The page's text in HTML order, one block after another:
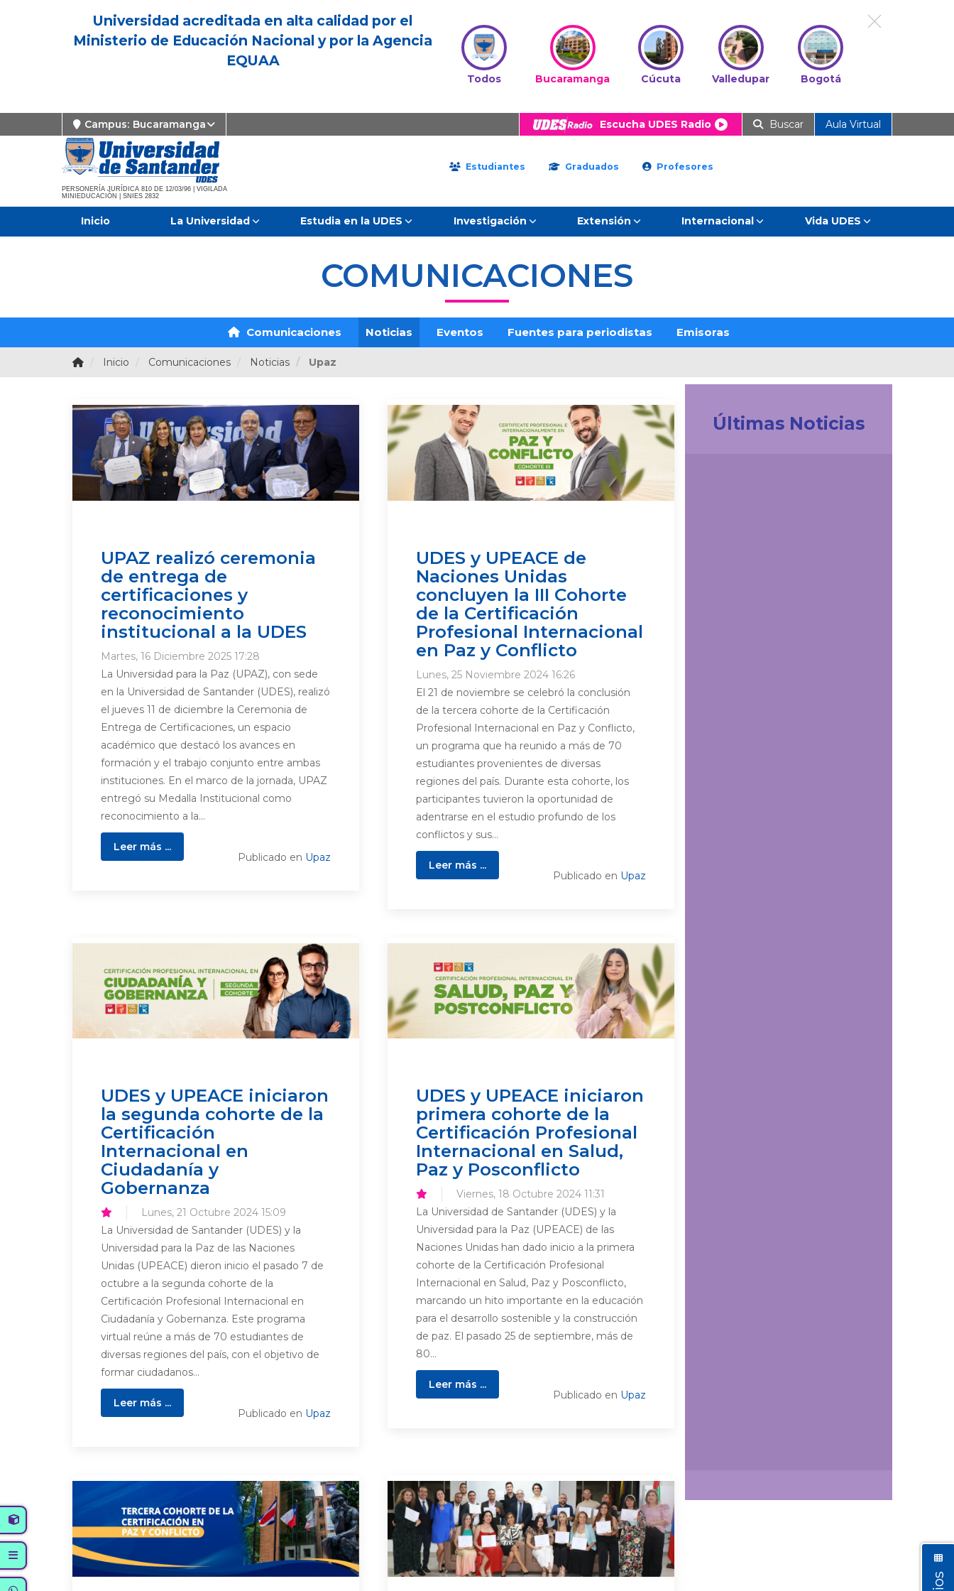
Universidad acreditada en alta calidad por el
Ministerio de Educación Nacional y por la Agencia
EQUAA
Todos Bucaramanga Cúcuta Valledupar Bogotá
Campus: Bucaramanga Escucha UDES Radio Buscar Aula Virtual
PERSONERÍA JURÍDICA 810 DE 12/03/96 | VIGILADA
MINIEDUCACIÓN | SNIES 2832
Estudiantes Graduados Profesores
Inicio La Universidad Estudia en la UDES Investigación Extensión Internacional Vida UDES
COMUNICACIONES
Comunicaciones Noticias Eventos Fuentes para periodistas Emisoras
Inicio Comunicaciones Noticias Upaz
UPAZ realizó ceremonia
de entrega de
certificaciones y
reconocimiento
institucional a la UDES
Martes, 16 Diciembre 2025 17:28
La Universidad para la Paz (UPAZ), con sede
en la Universidad de Santander (UDES), realizó
el jueves 11 de diciembre la Ceremonia de
Entrega de Certificaciones, un espacio
académico que destacó los avances en
formación y el trabajo conjunto entre ambas
instituciones. En el marco de la jornada, UPAZ
entregó su Medalla Institucional como
reconocimiento a la...
Leer más ...
Publicado en Upaz
UDES y UPEACE de
Naciones Unidas
concluyen la III Cohorte
de la Certificación
Profesional Internacional
en Paz y Conflicto
Lunes, 25 Noviembre 2024 16:26
El 21 de noviembre se celebró la conclusión
de la tercera cohorte de la Certificación
Profesional Internacional en Paz y Conflicto,
un programa que ha reunido a más de 70
estudiantes provenientes de diversas
regiones del país. Durante esta cohorte, los
participantes tuvieron la oportunidad de
adentrarse en el estudio profundo de los
conflictos y sus...
Leer más ...
Publicado en Upaz
UDES y UPEACE iniciaron
la segunda cohorte de la
Certificación
Internacional en
Ciudadanía y
Gobernanza
Lunes, 21 Octubre 2024 15:09
La Universidad de Santander (UDES) y la
Universidad para la Paz de las Naciones
Unidas (UPEACE) dieron inicio el pasado 7 de
octubre a la segunda cohorte de la
Certificación Profesional Internacional en
Ciudadanía y Gobernanza. Este programa
virtual reúne a más de 70 estudiantes de
diversas regiones del país, con el objetivo de
formar ciudadanos...
Leer más ...
Publicado en Upaz
UDES y UPEACE iniciaron
primera cohorte de la
Certificación Profesional
Internacional en Salud,
Paz y Posconflicto
Viernes, 18 Octubre 2024 11:31
La Universidad de Santander (UDES) y la
Universidad para la Paz (UPEACE) de las
Naciones Unidas han dado inicio a la primera
cohorte de la Certificación Profesional
Internacional en Salud, Paz y Posconflicto,
marcando un hito importante en la educación
para el desarrollo sostenible y la construcción
de paz. El pasado 25 de septiembre, más de
80...
Leer más ...
Publicado en Upaz
Últimas Noticias